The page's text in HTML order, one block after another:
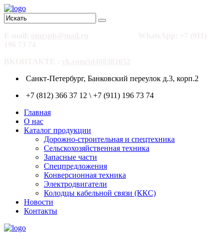
Санкт-Петербург, Банковский переулок д.3, корп.2
+7 (812) 366 37 12 \ +7 (911) 196 73 74
Главная
О нас
Каталог продукции
Дорожно-строительная и спецтехника
Сельскохозяйственная техника
Запасные части
Спецпредложения
Конверсионная техника
Электродвигатели
Колодцы кабельной связи (ККС)
Новости
Контакты